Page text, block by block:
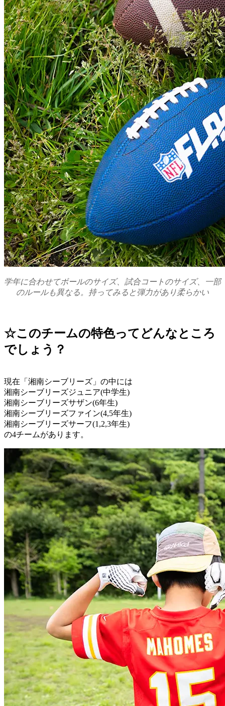
学年に合わせてボールのサイズ、試合コートのサイズ、一部
のルールも異なる。持ってみると弾力があり柔らかい
☆このチームの特色ってどんなところ
でしょう？
現在「湘南シーブリーズ」の中には
湘南シーブリーズジュニア(中学生)
湘南シーブリーズサザン(6年生)
湘南シーブリーズファイン(4,5年生)
湘南シーブリーズサーフ(1,2,3年生)
の4チームがあります。